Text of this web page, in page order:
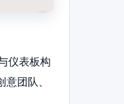
仪表板构
团队、